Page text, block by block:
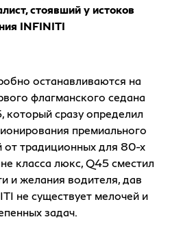
стоявший у истоков
INFINITI
останавливаются на
флагманского седана
сразу определил
премиального
от традиционных для 80-х
класса люкс, Q45 сместил
и желания водителя, дав
не существует мелочей и
задач.